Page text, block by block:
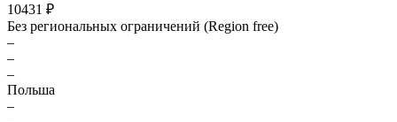
10431 ₽
Без региональных ограничений (Region free)
–
–
–
Польша
–